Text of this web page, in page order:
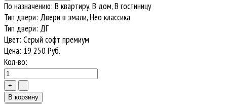
По назначению: В квартиру, В дом, В гостиницу
Тип двери: Двери в эмали, Нео классика
Тип двери: ДГ
Цвет: Серый софт премиум
Цена: 19 250 Руб.
Кол-во: